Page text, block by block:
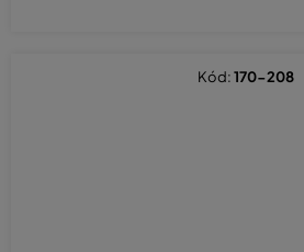
Kód:170-208